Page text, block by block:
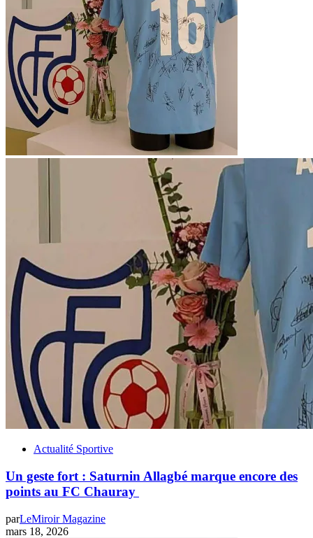
Actualité Sportive
Un geste fort : Saturnin Allagbé marque encore des
points au FC Chauray
parLeMiroir Magazine
mars 18, 2026